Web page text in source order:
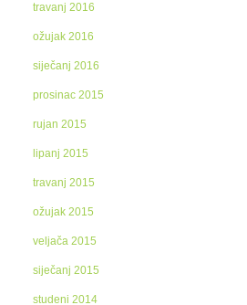
travanj 2016
ožujak 2016
siječanj 2016
prosinac 2015
rujan 2015
lipanj 2015
travanj 2015
ožujak 2015
veljača 2015
siječanj 2015
studeni 2014